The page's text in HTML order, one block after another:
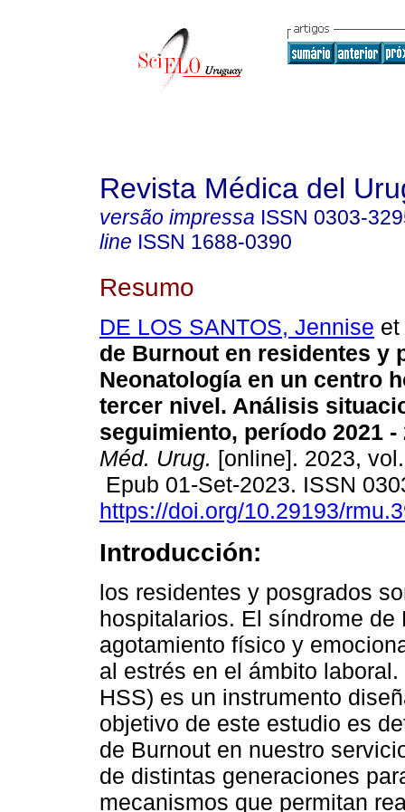
Revista Médica del
versão impressa ISSN 0303-
line ISSN 1688-0390
Resumo
DE LOS SANTOS, Jennise et
de Burnout en residentes y
Neonatología en un centro
tercer nivel. Análisis
seguimiento, período 2021 -
Méd. Urug. [online]. 2023,
Epub 01-Set-2023. ISSN
https://doi.org/10.29193/
Introducción:
los residentes y posgrados
hospitalarios. El síndrome
agotamiento físico y
al estrés en el ámbito
HSS) es un instrumento
objetivo de este estudio es
de Burnout en nuestro
de distintas generaciones
mecanismos que permitan